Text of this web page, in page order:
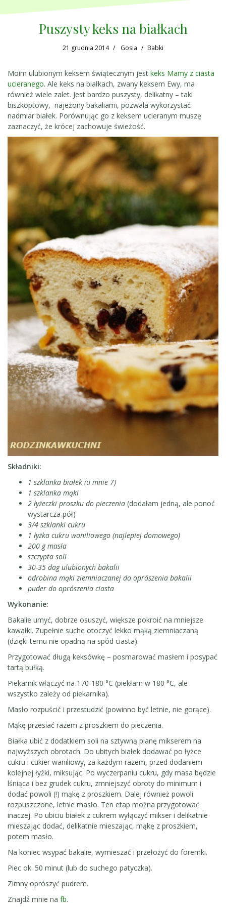
Puszysty keks na białkach
21 grudnia 2014 Gosia Babki
Moim ulubionym keksem świątecznym jest keks Mamy z ciasta
ucieranego. Ale keks na białkach, zwany keksem Ewy, ma
również wiele zalet. Jest bardzo puszysty, delikatny – taki
biszkoptowy, najeżony bakaliami, pozwala wykorzystać
nadmiar białek. Porównując go z keksem ucieranym muszę
zaznaczyć, że krócej zachowuje świeżość.
Składniki:
1 szklanka białek (u mnie 7)
1 szklanka mąki
2 łyżeczki proszku do pieczenia (dodałam jedną, ale ponoć
wystarcza pół)
3/4 szklanki cukru
1 łyżka cukru waniliowego (najlepiej domowego)
200 g masła
szczypta soli
30-35 dag ulubionych bakalii
odrobina mąki ziemniaczanej do oprószenia bakalii
puder do oprószenia ciasta
Wykonanie:
Bakalie umyć, dobrze osuszyć, większe pokroić na mniejsze
kawałki. Zupełnie suche otoczyć lekko mąką ziemniaczaną
(dzięki temu nie opadną na spód ciasta).
Przygotować długą keksówkę – posmarować masłem i posypać
tartą bułką.
Piekarnik włączyć na 170-180 °C (piekłam w 180 °C, ale
wszystko zależy od piekarnika).
Masło rozpuścić i przestudzić (powinno być letnie, nie gorące).
Mąkę przesiać razem z proszkiem do pieczenia.
Białka ubić z dodatkiem soli na sztywną pianę mikserem na
najwyższych obrotach. Do ubitych białek dodawać po łyżce
cukru i cukier waniliowy, za każdym razem, przed dodaniem
kolejnej łyżki, miksując. Po wyczerpaniu cukru, gdy masa będzie
lśniąca i bez grudek cukru, zmniejszyć obroty do minimum i
dodać powoli (!) mąkę z proszkiem. Dalej również powoli
rozpuszczone, letnie masło. Ten etap można przygotować
inaczej. Po ubiciu białek z cukrem wyłączyć mikser i delikatnie
mieszając dodać, delikatnie mieszając, mąkę z proszkiem,
potem masło.
Na koniec wsypać bakalie, wymieszać i przełożyć do foremki.
Piec ok. 50 minut (lub do suchego patyczka).
Zimny oprószyć pudrem.
Znajdź mnie na fb.